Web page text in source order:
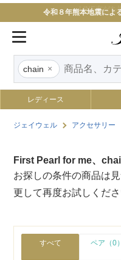
LINE友だち
令和８年熊本地震によ
chain ×
レディース
ジェイウェル アクセサリー
First Pearl for me、
お探しの条件の商品は
更して再度お試しくださ
すべて ペア（0）